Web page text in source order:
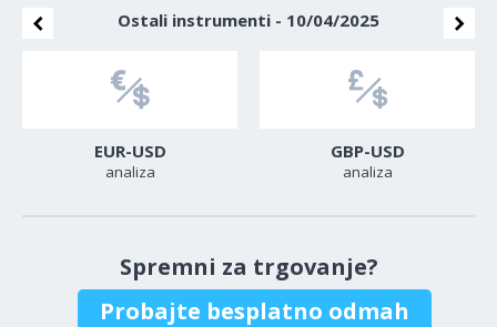
Ostali instrumenti - 10/04/2025
EUR-USD
analiza
GBP-USD
analiza
Spremni za trgovanje?
Probajte besplatno odmah